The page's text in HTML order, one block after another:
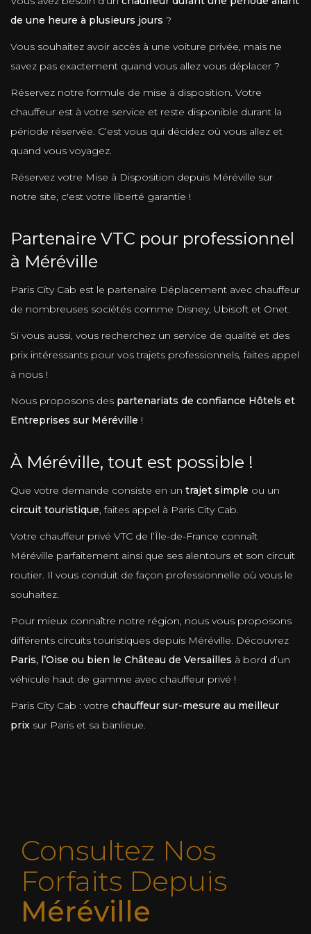
de une heure à plusieurs jours ?
Vous souhaitez avoir accès à une voiture privée, mais ne
savez pas exactement quand vous allez vous déplacer ?
Réservez notre formule de mise à disposition. Votre
chauffeur est à votre service et reste disponible durant la
période réservée. C’est vous qui décidez où vous allez et
quand vous voyagez.
Réservez votre Mise à Disposition depuis Méréville sur
notre site, c'est votre liberté garantie !
Partenaire VTC pour professionnel
à Méréville
Paris City Cab est le partenaire Déplacement avec chauffeur
de nombreuses sociétés comme Disney, Ubisoft et Onet.
Si vous aussi, vous recherchez un service de qualité et des
prix intéressants pour vos trajets professionnels, faites appel
à nous !
Nous proposons des partenariats de confiance Hôtels et
Entreprises sur Méréville !
À Méréville, tout est possible !
Que votre demande consiste en un trajet simple ou un
circuit touristique, faites appel à Paris City Cab.
Votre chauffeur privé VTC de l’Île-de-France connaît
Méréville parfaitement ainsi que ses alentours et son circuit
routier. Il vous conduit de façon professionnelle où vous le
souhaitez.
Pour mieux connaître notre région, nous vous proposons
différents circuits touristiques depuis Méréville. Découvrez
Paris, l’Oise ou bien le Château de Versailles à bord d’un
véhicule haut de gamme avec chauffeur privé !
Paris City Cab : votre chauffeur sur-mesure au meilleur
prix sur Paris et sa banlieue.
Consultez Nos
Forfaits Depuis
Méréville